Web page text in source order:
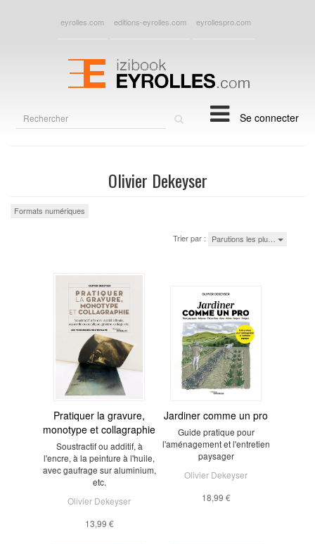
eyrolles.com editions-eyrolles.com eyrollespro.com
Se connecter
Olivier Dekeyser
Formats numériques
Trier par : Parutions les plu…
Pratiquer la gravure,
monotype et collagraphie
Soustractif ou additif, à
l'encre, à la peinture à l'huile,
avec gaufrage sur aluminium,
etc.
Olivier Dekeyser
13,99 €
Jardiner comme un pro
Guide pratique pour
l'aménagement et l'entretien
paysager
Olivier Dekeyser
18,99 €